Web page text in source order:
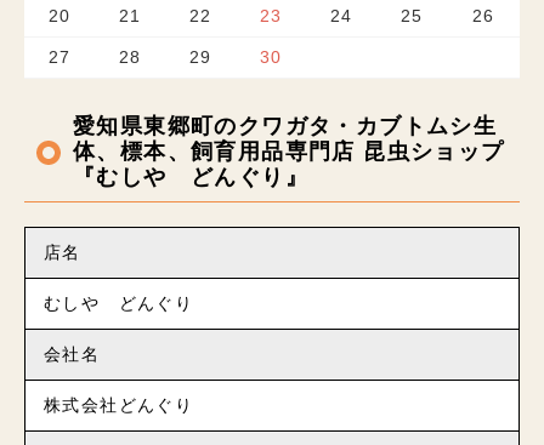
20 21 22 23 24 25 26
27 28 29 30
愛知県東郷町のクワガタ・カブトムシ生
体、標本、飼育用品専門店 昆虫ショップ
『むしや どんぐり』
店名
むしや どんぐり
会社名
株式会社どんぐり